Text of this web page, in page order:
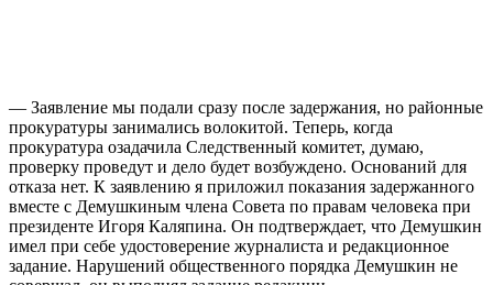
— Заявление мы подали сразу после задержания, но районные
прокуратуры занимались волокитой. Теперь, когда
прокуратура озадачила Следственный комитет, думаю,
проверку проведут и дело будет возбуждено. Оснований для
отказа нет. К заявлению я приложил показания задержанного
вместе с Демушкиным члена Совета по правам человека при
президенте Игоря Каляпина. Он подтверждает, что Демушкин
имел при себе удостоверение журналиста и редакционное
задание. Нарушений общественного порядка Демушкин не